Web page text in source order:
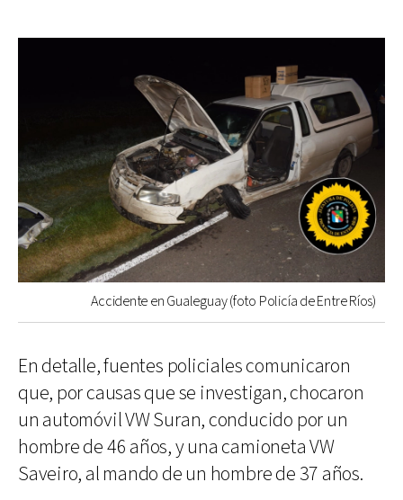
Accidente en Gualeguay (foto Policía de Entre Ríos)
En detalle, fuentes policiales comunicaron
que, por causas que se investigan, chocaron
un automóvil VW Suran, conducido por un
hombre de 46 años, y una camioneta VW
Saveiro, al mando de un hombre de 37 años.